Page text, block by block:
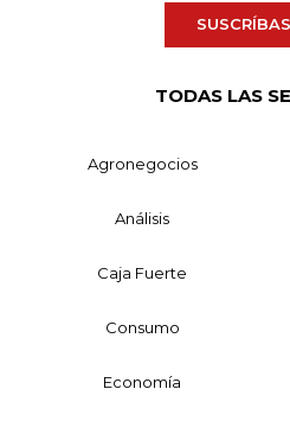
TODAS LAS
Agronegocios
Análisis
Caja Fuerte
Consumo
Economía